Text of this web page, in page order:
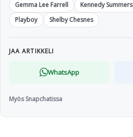
Gemma Lee Farrell
Kennedy Summers
Playboy
Shelby Chesnes
JAA ARTIKKELI
WhatsApp
Myös Snapchatissa